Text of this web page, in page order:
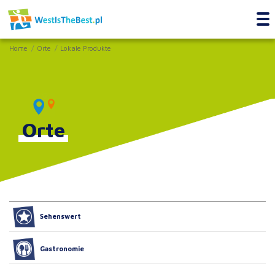
Home Orte Lokale Produkte
Orte
Sehenswert
Gastronomie